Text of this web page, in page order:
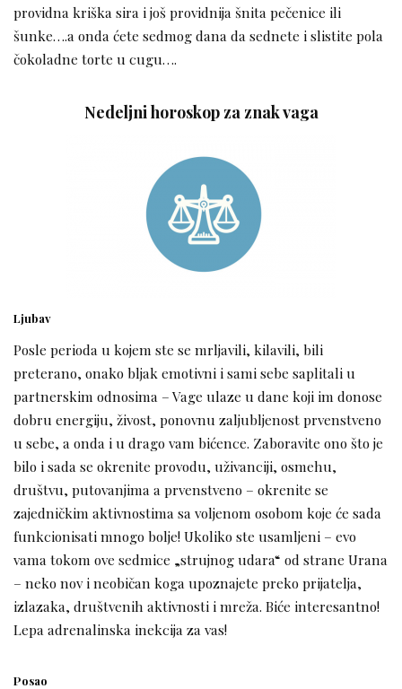
providna kriška sira i još providnija šnita pečenice ili
šunke….a onda ćete sedmog dana da sednete i slistite pola
čokoladne torte u cugu….
Nedeljni horoskop za znak vaga
Ljubav
Posle perioda u kojem ste se mrljavili, kilavili, bili
preterano, onako bljak emotivni i sami sebe saplitali u
partnerskim odnosima – Vage ulaze u dane koji im donose
dobru energiju, živost, ponovnu zaljubljenost prvenstveno
u sebe, a onda i u drago vam bićence. Zaboravite ono što je
bilo i sada se okrenite provodu, uživanciji, osmehu,
društvu, putovanjima a prvenstveno – okrenite se
zajedničkim aktivnostima sa voljenom osobom koje će sada
funkcionisati mnogo bolje! Ukoliko ste usamljeni – evo
vama tokom ove sedmice „strujnog udara“ od strane Urana
– neko nov i neobičan koga upoznajete preko prijatelja,
izlazaka, društvenih aktivnosti i mreža. Biće interesantno!
Lepa adrenalinska inekcija za vas!
Posao